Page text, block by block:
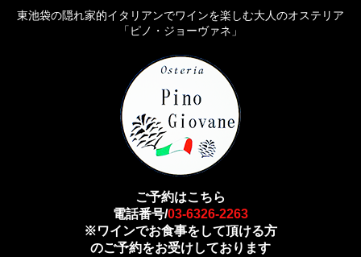
東池袋の隠れ家的イタリアンでワインを楽しむ大人のオステリア
「ピノ・ジョーヴァネ」
ご予約はこちら
電話番号/03-6326-2263
※ワインでお食事をして頂ける方
のご予約をお受けしております